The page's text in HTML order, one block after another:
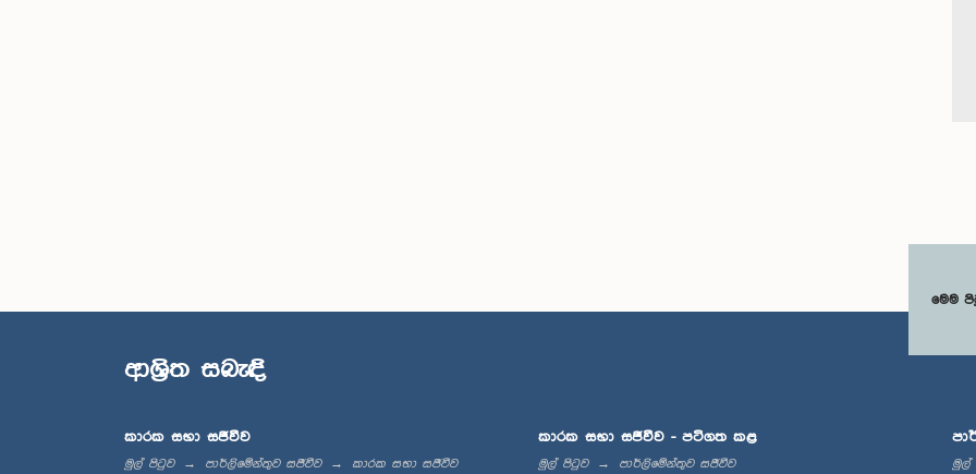
මෙම
ආශ්‍රිත සබැඳි
කාරක සභා සජීවීව
මුල් පිටුව පාර්ලිමේන්තුව සජීවීව කාරක සභා සජීවීව
කාරක සභා සජීවීව - පටිගත කළ
මුල් පිටුව
පාර්ලිමේන්තුව සජීවීව
මුල්